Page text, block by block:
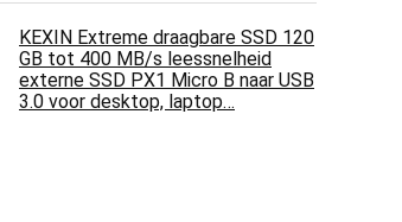
KEXIN Extreme draagbare SSD 120
GB tot 400 MB/s leessnelheid
externe SSD PX1 Micro B naar USB
3.0 voor desktop, laptop…